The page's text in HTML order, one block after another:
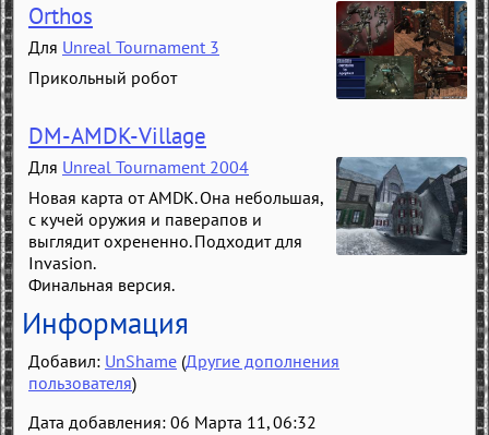
Orthos
Для Unreal Tournament 3
Прикольный робот
DM-AMDK-Village
Для Unreal Tournament 2004
Новая карта от AMDK. Она небольшая,
с кучей оружия и паверапов и
выглядит охрененно. Подходит для
Invasion.
Финальная версия.
Информация
Добавил: UnShame (Другие дополнения
пользователя)
Дата добавления: 06 Марта 11, 06:32